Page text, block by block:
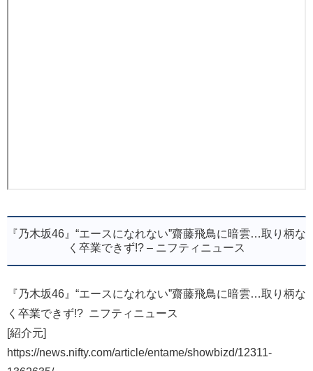
『乃木坂46』“エースになれない”齋藤飛鳥に暗雲…取り柄な
く卒業できず!? – ニフティニュース
『乃木坂46』“エースになれない”齋藤飛鳥に暗雲…取り柄な
く卒業できず!? ニフティニュース
[紹介元]
https://news.nifty.com/article/entame/showbizd/12311-